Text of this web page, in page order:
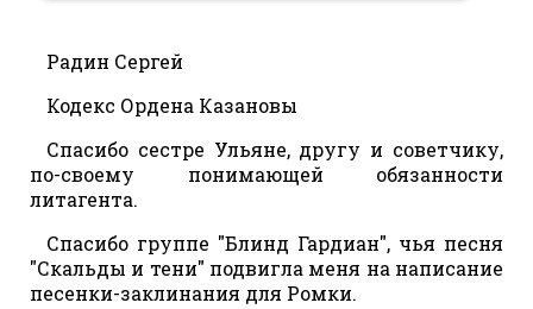
Радин Сергей
Кодекс Ордена Казановы
Спасибо сестре Ульяне, другу и советчику,
по-своему понимающей обязанности
литагента.
Спасибо группе "Блинд Гардиан", чья песня
"Скальды и тени" подвигла меня на написание
песенки-заклинания для Ромки.